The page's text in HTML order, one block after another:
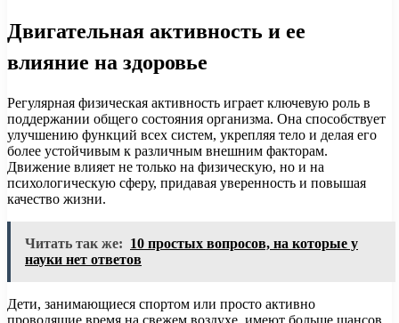
Двигательная активность и ее
влияние на здоровье
Регулярная физическая активность играет ключевую роль в
поддержании общего состояния организма. Она способствует
улучшению функций всех систем, укрепляя тело и делая его
более устойчивым к различным внешним факторам.
Движение влияет не только на физическую, но и на
психологическую сферу, придавая уверенность и повышая
качество жизни.
Читать так же: 10 простых вопросов, на которые у
науки нет ответов
Дети, занимающиеся спортом или просто активно